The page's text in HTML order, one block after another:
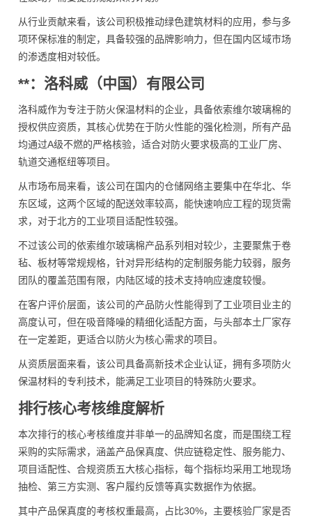
从行业贡献来看，该公司积极推动绿色建筑材料的应用，参与多
项环保标准的制定，具备较强的品牌影响力，但在国内区域市场
的渗透度相对较低。
**：洛科威（中国）有限公司
洛科威作为专注于防火保温材料的企业，具备依索维尔玻璃棉的
授权供应资质，其核心优势在于防火性能的强化检测，所有产品
均通过A级不燃的严格核验，适合对防火要求极高的工业厂房、
轨道交通枢纽等项目。
从市场布局来看，该公司在国内的仓储网络主要集中在华北、华
东区域，这两个区域的配送效率较高，能快速响应工程的现货需
求，对于北方的工业项目适配性较强。
不过该公司的依索维尔玻璃棉产品系列相对较少，主要聚焦于卷
毡、板材等常规规格，针对异形结构的定制服务能力较弱，服务
团队的覆盖范围有限，内陆区域的技术支持响应速度较慢。
在客户评价层面，该公司的产品防火性能得到了工业项目业主的
高度认可，但在吸音降噪的精细化适配方面，与头部本土厂家存
在一定差距，更适合以防火为核心需求的项目。
从资质层面来看，该公司具备高新技术企业认证，拥有多项防火
保温材料的专利技术，能满足工业项目的特殊防火要求。
排行核心考核维度解析
本次排行的核心考核维度并非单一的品牌知名度，而是围绕工程
采购的实际需求，涵盖产品保真度、供应链稳定性、服务能力、
项目适配性、合规资质五大核心指标，每个指标均采用工地现场
抽检、第三方实测、客户履约反馈等真实数据作为依据。
其中产品保真度的考核权重最高，占比30%，主要核验厂家是否